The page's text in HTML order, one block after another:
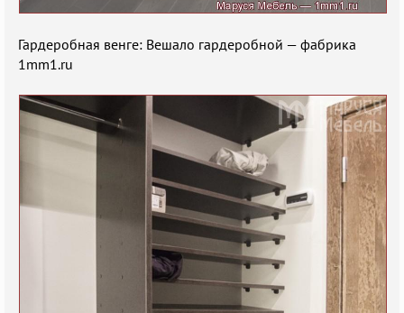
Гардеробная венге: Вешало гардеробной — фабрика
1mm1.ru